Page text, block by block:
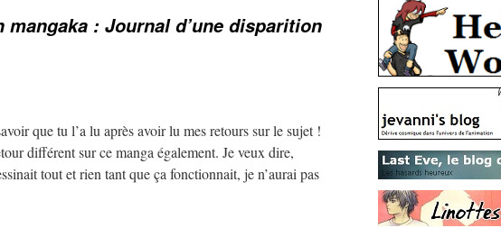
mangaka : Journal d’une disparition
que tu l’a lu après avoir lu mes retours sur le sujet !
différent sur ce manga également. Je veux dire,
tout et rien tant que ça fonctionnait, je n’aurai pas